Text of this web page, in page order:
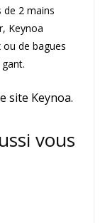
2 mains
Keynoa
ou de bagues
site Keynoa.
vous